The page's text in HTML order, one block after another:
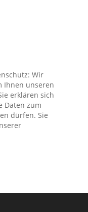
Wir
Ihnen unseren
erklären sich
Daten zum
dürfen. Sie